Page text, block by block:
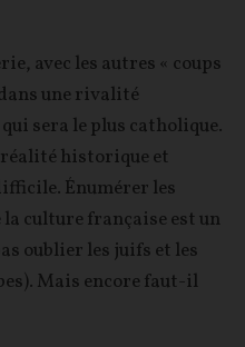
avec les autres « coups
une rivalité
sera le plus catholique.
réalité historique et
Énumérer les
culture française est un
oublier les juifs et les
Mais encore faut-il